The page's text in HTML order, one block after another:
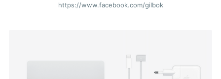
https://www.facebook.com/gilbok